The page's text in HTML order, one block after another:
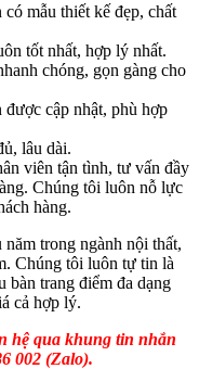
mẫu thiết kế đẹp, chất
tốt nhất, hợp lý nhất.
chóng, gọn gàng cho
cập nhật, phù hợp
lâu dài.
viên tận tình, tư vấn đầy
Chúng tôi luôn nỗ lực
hàng.
trong ngành nội thất,
Chúng tôi luôn tự tin là
bàn trang điểm đa dạng
cả hợp lý.
hệ qua khung tin nhắn
002 (Zalo).